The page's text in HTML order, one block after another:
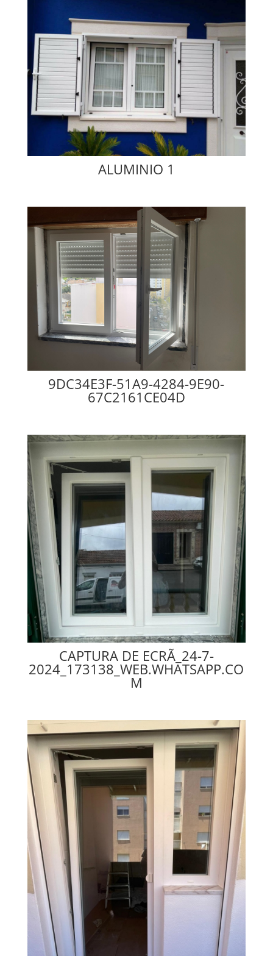
ALUMINIO 1
9DC34E3F-51A9-4284-9E90-
67C2161CE04D
CAPTURA DE ECRÃ_24-7-
2024_173138_WEB.WHATSAPP.CO
M